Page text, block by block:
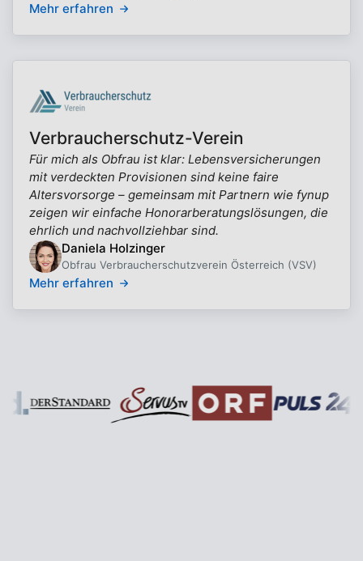
Mehr erfahren
Verbraucherschutz-Verein
Für mich als Obfrau ist klar: Lebensversicherungen
mit verdeckten Provisionen sind keine faire
Altersvorsorge – gemeinsam mit Partnern wie fynup
zeigen wir einfache Honorarberatungslösungen, die
ehrlich und nachvollziehbar sind.
Daniela Holzinger
Obfrau Verbraucherschutzverein Österreich (VSV)
Mehr erfahren